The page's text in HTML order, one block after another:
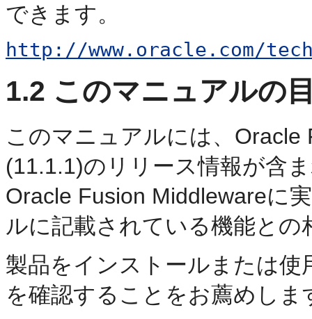
できます。
http://www.oracle.com/
1.2 このマニュアルの
このマニュアルには、Oracle
(11.1.1)のリリース情報が含
Oracle Fusion Middlewareに
ルに記載されている機能と
製品をインストールまたは
を確認することをお薦めしま